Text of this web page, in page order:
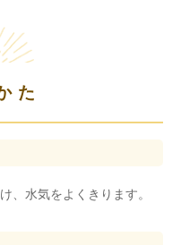
た
、水気をよくきります。